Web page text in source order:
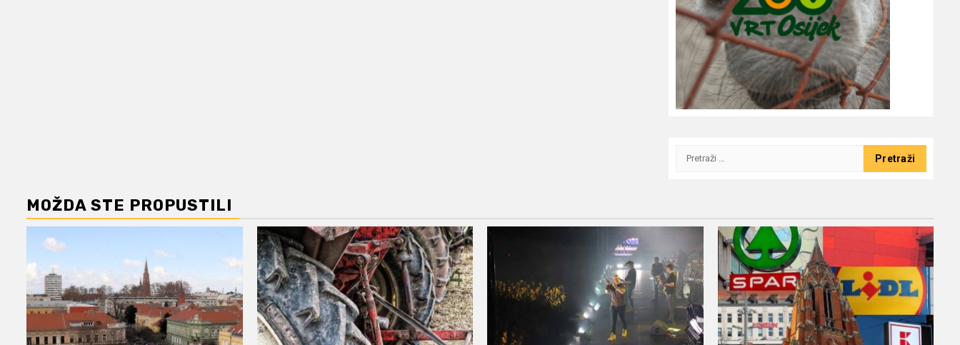
Pretraži:
MOŽDA STE PROPUSTILI